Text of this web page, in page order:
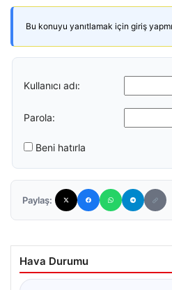
Bu konuyu yanıtlamak için giriş
Kullanıcı adı:
Parola:
Beni hatırla
Paylaş:
Hava Durumu